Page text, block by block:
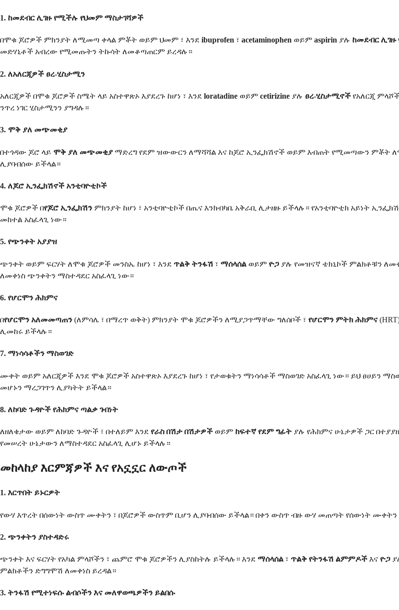
1. ከመደብር ሊገዙ የሚችሉ የህመም ማስታገሻዎች
በሞቁ ጆሮዎች ምክንያት ለሚመጣ ቀላል ምቾት ወይም ህመም ፣ እንደ ibuprofen ፣ acetaminophen ወይም aspirin ያሉ ከመደብር
መድሃኒቶች አብረው የሚመጡትን ትኩሳት ለመቆጣጠርም ይረዳሉ።
2. ለአለርጂዎች ፀረ-ሂስታሚን
አለርጂዎች በሞቁ ጆሮዎች ስሜት ላይ አስተዋጽኦ እያደረጉ ከሆነ ፣ እንደ loratadine ወይም cetirizine ያሉ ፀረ-ሂስታሚኖች የአለርጂ
ንጥረ ነገር ሂስታሚንን ያግዳሉ።
3. ሞቅ ያለ መጭመቂያ
በተጎዳው ጆሮ ላይ ሞቅ ያለ መጭመቂያ ማድረግ የደም ዝውውርን ለማሻሻል እና ከጆሮ ኢንፌክሽኖች ወይም እብጠት የሚመጣውን ምቾት
ሊያባብሰው ይችላል።
4. ለጆሮ ኢንፌክሽኖች አንቲባዮቲኮች
ሞቁ ጆሮዎች በየጆሮ ኢንፌክሽን ምክንያት ከሆነ ፣ አንቲባዮቲኮች በጤና እንክብካቤ አቅራቢ ሊታዘዙ ይችላሉ። የአንቲባዮቲክ አይነት
መከተል አስፈላጊ ነው።
5. የጭንቀት አያያዝ
ጭንቀት ወይም ፍርሃት ለሞቁ ጆሮዎች መንስኤ ከሆነ ፣ እንደ ጥልቅ ትንፋሽ ፣ ማሰላሰል ወይም ዮጋ ያሉ የመዝናኛ ቴክኒኮች ምልክቶቹን
ለመቀነስ ጭንቀትን ማስተዳደር አስፈላጊ ነው።
6. የሆርሞን ሕክምና
በየሆርሞን አለመመጣጠን (ለምሳሌ ፣ በማረጥ ወቅት) ምክንያት ሞቁ ጆሮዎችን ለሚያጋጥማቸው ግለሰቦች ፣ የሆርሞን ምትክ ሕክምና
ሊመከሩ ይችላሉ።
7. ማነሳሳቶችን ማስወገድ
ሙቀት ወይም አለርጂዎች እንደ ሞቁ ጆሮዎች አስተዋጽኦ እያደረጉ ከሆነ ፣ የታወቁትን ማነሳሳቶች ማስወገድ አስፈላጊ ነው። ይህ ፀሀይን
መሆኑን ማረጋገጥን ሊያካትት ይችላል።
8. ለከባድ ጉዳዮች የሕክምና ጣልቃ ገብነት
ለዘለቄታው ወይም ለከባድ ጉዳዮች ፣ በተለይም እንደ የራስ በሽታ በሽታዎች ወይም ከፍተኛ የደም ግፊት ያሉ የሕክምና ሁኔታዎች ጋር በተያያዙ
የመሠረት ሁኔታውን ለማስተዳደር አስፈላጊ ሊሆኑ ይችላሉ።
መከላከያ እርምጃዎች እና የአኗኗር ለውጦች
1. እርጥበት ይኑርዎት
የውሃ እጥረት በሰውነት ውስጥ ሙቀትን ፣ በጆሮዎች ውስጥም ቢሆን ሊያባብሰው ይችላል። በቀን ውስጥ ብዙ ውሃ መጠጣት የሰውነት ሙቀትን
2. ጭንቀትን ያስተዳድሩ
ጭንቀት እና ፍርሃት የአካል ምላሾችን ፣ ጨምሮ ሞቁ ጆሮዎችን ሊያስከትሉ ይችላሉ። እንደ ማሰላሰል ፣ ጥልቅ የትንፋሽ ልምምዶች እና ዮጋ
ምልክቶችን ድግግሞሽ ለመቀነስ ይረዳል።
3. ትንፋሽ የሚተነፍሱ ልብሶችን እና መለዋወጫዎችን ይልበሱ